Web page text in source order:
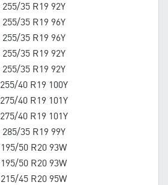
255/35 R19 92Y
255/35 R19 96Y
255/35 R19 96Y
255/35 R19 92Y
255/35 R19 92Y
255/40 R19 100Y
275/40 R19 101Y
275/40 R19 101Y
285/35 R19 99Y
195/50 R20 93W
195/50 R20 93W
215/45 R20 95W